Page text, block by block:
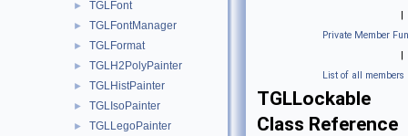
► TGLFont
► TGLFontManager
► TGLFormat
► TGLH2PolyPainter
► TGLHistPainter
► TGLIsoPainter
► TGLLegoPainter
|
Private Member
|
List of all members
TGLLockable
Class Reference